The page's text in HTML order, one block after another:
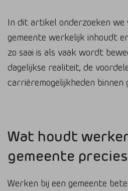
In dit artikel onderzoeken we
gemeente werkelijk inhoudt
zo saai is als vaak wordt
dagelijkse realiteit, de
carrièremogelijkheden binnen
Wat houdt
gemeente
Werken bij een gemeente